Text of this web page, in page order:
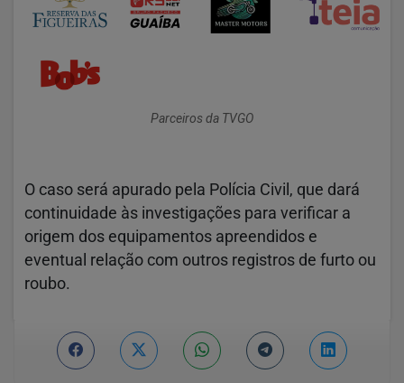
Parceiros da TVGO
O caso será apurado pela Polícia Civil, que dará
continuidade às investigações para verificar a
origem dos equipamentos apreendidos e
eventual relação com outros registros de furto ou
roubo.